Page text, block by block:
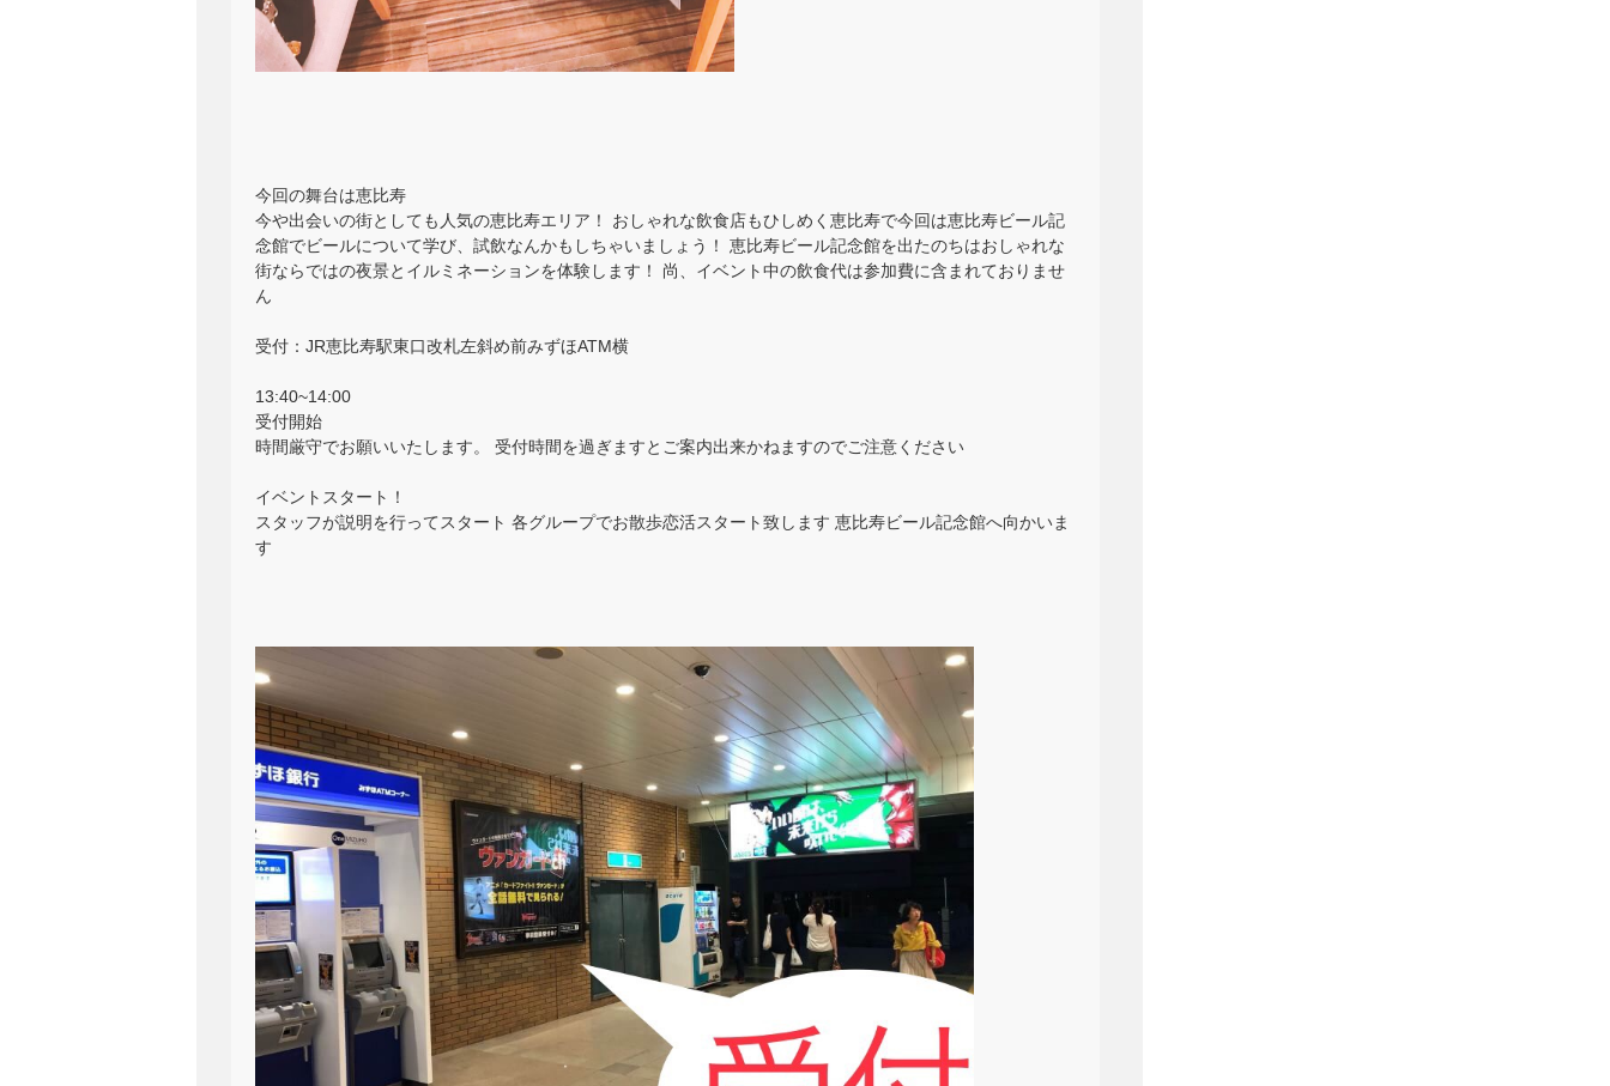
今回の舞台は恵比寿
今や出会いの街としても人気の恵比寿エリア！ おしゃれな飲食店もひしめく恵比寿で今回は恵比寿ビール記
念館でビールについて学び、試飲なんかもしちゃいましょう！ 恵比寿ビール記念館を出たのちはおしゃれな
街ならではの夜景とイルミネーションを体験します！ 尚、イベント中の飲食代は参加費に含まれておりませ
ん
受付：JR恵比寿駅東口改札左斜め前みずほATM横
13:40~14:00
受付開始
時間厳守でお願いいたします。 受付時間を過ぎますとご案内出来かねますのでご注意ください
イベントスタート！
スタッフが説明を行ってスタート 各グループでお散歩恋活スタート致します 恵比寿ビール記念館へ向かいま
す